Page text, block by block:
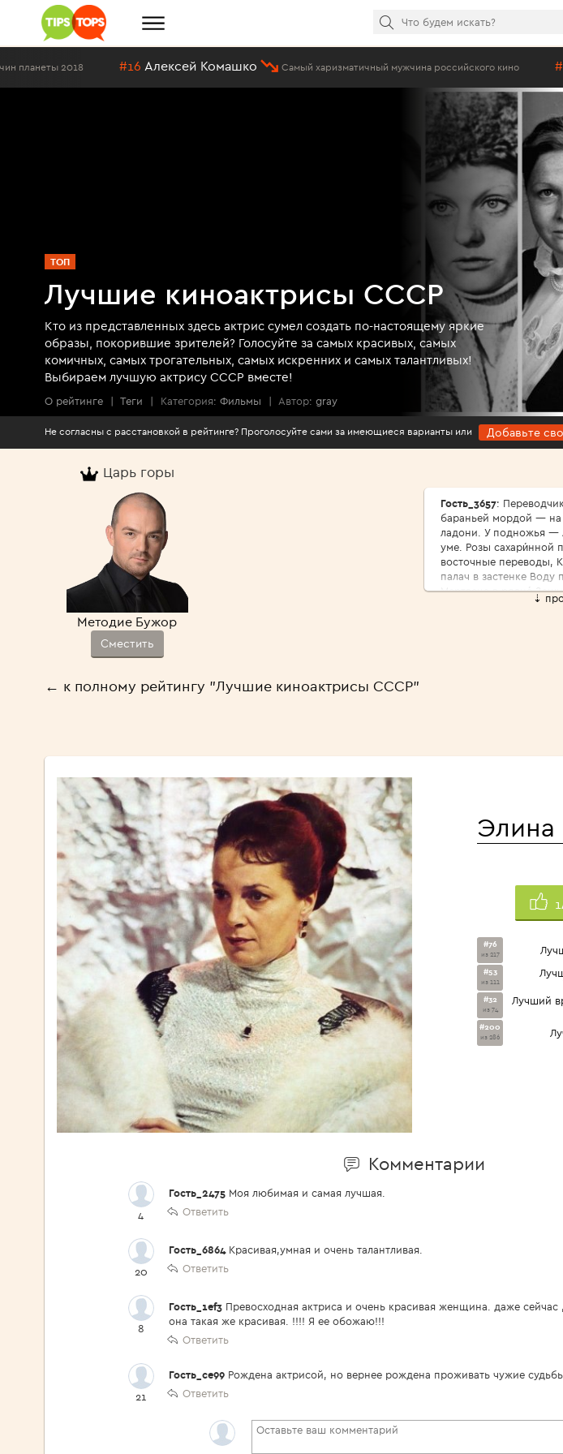
2018 #16 Алексей Комашко Самый харизматичный мужчина российского кино #9 Анна
ТОП
Лучшие киноактрисы СССР
Кто из представленных здесь актрис сумел создать по-настоящему яркие
образы, покорившие зрителей? Голосуйте за самых красивых, самых
комичных, самых трогательных, самых искренних и самых талантливых!
Выбираем лучшую актрису СССР вместе!
О рейтинге | Теги | Категория: Фильмы | Автор: gray
Не согласны с расстановкой в рейтинге? Проголосуйте сами за имеющиеся варианты или Добавьте
Царь горы
Методие Бужор
Сместить
Гость_3657:
бараньей мордой —
ладони. У подножья —
уме. Розы сахари́нной
восточные переводы,
палач в застенке Воду
Мертвеца в рядно́
царь природы, Где
переводы, Как болит
старуху-тоску? Ржа
ни мертва́. Ах,
⇣
← к полному рейтингу "Лучшие киноактрисы СССР"
Элина
#76
из 217
#53
из 111
#32
из 74
Лучший
#200
из 286
Комментарии
4
Гость_2475 Моя любимая и самая лучшая.
Ответить
20
Гость_6864 Красивая,умная и очень талантливая.
Ответить
8
Гость_1ef3 Превосходная актриса и очень красивая женщина. даже сейчас
она такая же красивая. !!!! Я ее обожаю!!!
Ответить
21
Гость_ce99 Рождена актрисой, но вернее рождена проживать чужие
Ответить